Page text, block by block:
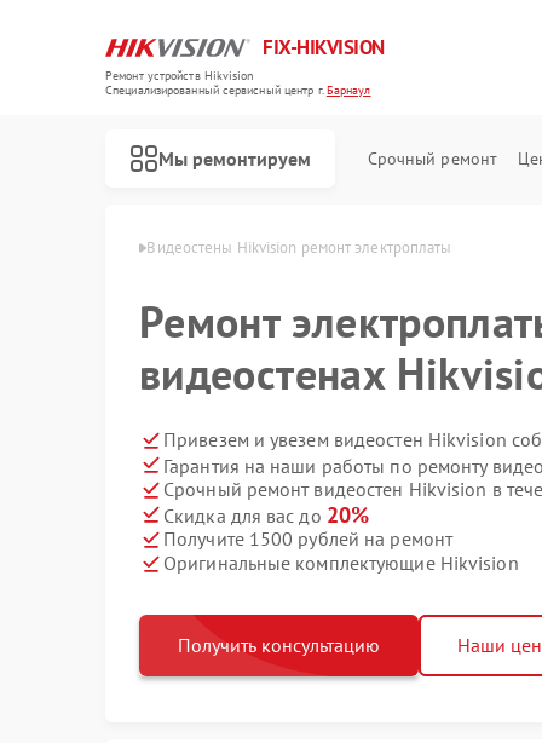
FIX-HIKVISION
Ремонт устройств Hikvision
Специализированный cервисный центр г.Барнаул
Мы ремонтируем Срочный ремонт
в Барнауле Видеостены Hikvision ремонт электроплаты
Ремонт
видеостенах
Привезем и увезем видеостен Hikvision
Гарантия на наши работы по ремонту
Срочный ремонт видеостен Hikvision в
Скидка для вас до 20%
Получите 1500 рублей на ремонт
Оригинальные комплектующие Hikvision
Получить консультацию Наши